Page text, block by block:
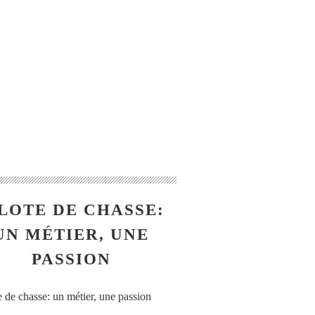
DE CHASSE:
MÉTIER, UNE
PASSION